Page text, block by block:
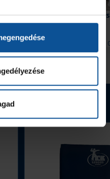
2026. aug.
#kékek Tour 1.
Hódmezővásárhely